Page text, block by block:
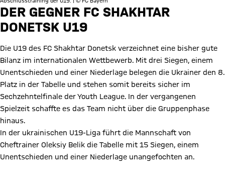
DER GEGNER FC SHAKHTAR
DONETSK U19
Die U19 des FC Shakhtar Donetsk verzeichnet eine bisher gute
Bilanz im internationalen Wettbewerb. Mit drei Siegen, einem
Unentschieden und einer Niederlage belegen die Ukrainer den 8.
Platz in der Tabelle und stehen somit bereits sicher im
Sechzehntelfinale der Youth League. In der vergangenen
Spielzeit schaffte es das Team nicht über die Gruppenphase
hinaus.
In der ukrainischen U19-Liga führt die Mannschaft von
Cheftrainer Oleksiy Belik die Tabelle mit 15 Siegen, einem
Unentschieden und einer Niederlage unangefochten an.